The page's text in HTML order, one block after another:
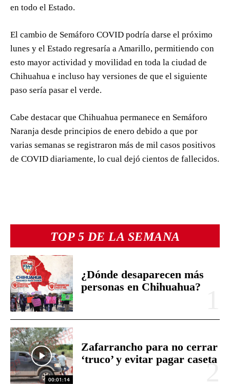
TOP 5 DE LA SEMANA
¿Dónde desaparecen más
personas en Chihuahua?
00:01:14
Zafarrancho para no cerrar
‘truco’ y evitar pagar caseta
en todo el Estado.
El cambio de Semáforo COVID podría darse el próximo
lunes y el Estado regresaría a Amarillo, permitiendo con
esto mayor actividad y movilidad en toda la ciudad de
Chihuahua e incluso hay versiones de que el siguiente
paso sería pasar el verde.
Cabe destacar que Chihuahua permanece en Semáforo
Naranja desde principios de enero debido a que por
varias semanas se registraron más de mil casos positivos
de COVID diariamente, lo cual dejó cientos de fallecidos.